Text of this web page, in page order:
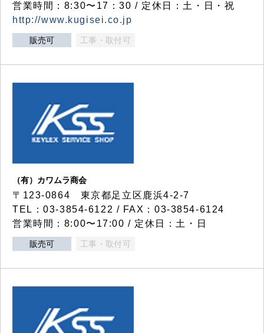
営業時間：8:30〜17：30 / 定休日：土・日・祝
http://www.kugisei.co.jp
販売可 工事・取付可
（有）カワムラ商会
〒123-0864 東京都足立区鹿浜4-2-7
TEL：03-3854-6122 / FAX：03-3854-6124
営業時間：8:00〜17:00 / 定休日：土・日
販売可 工事・取付可